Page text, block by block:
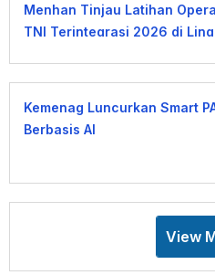
Menhan Tinjau Latihan
TNI Terintegrasi 2026 di
Kemenag Luncurkan Smart
Berbasis AI
View